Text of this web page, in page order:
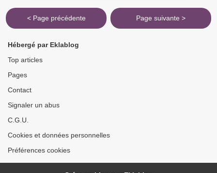
< Page précédente Page suivante >
Hébergé par Eklablog
Top articles
Pages
Contact
Signaler un abus
C.G.U.
Cookies et données personnelles
Préférences cookies